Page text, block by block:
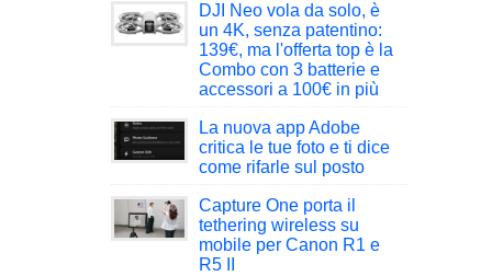
DJI Neo vola da solo, è
un 4K, senza patentino:
139€, ma l'offerta top è la
Combo con 3 batterie e
accessori a 100€ in più
La nuova app Adobe
critica le tue foto e ti dice
come rifarle sul posto
Capture One porta il
tethering wireless su
mobile per Canon R1 e
R5 II